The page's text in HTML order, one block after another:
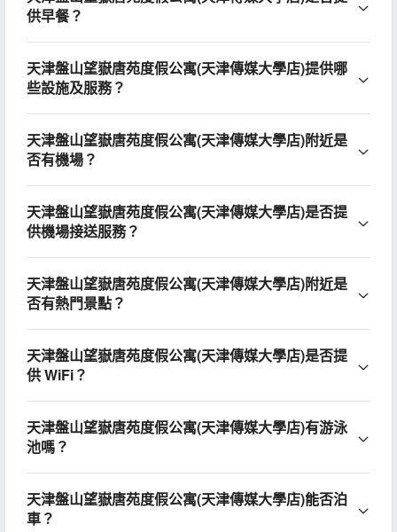
供早餐？
天津盤山望嶽唐苑度假公寓(天津傳媒大學店)提供哪
些設施及服務？
天津盤山望嶽唐苑度假公寓(天津傳媒大學店)附近是
否有機場？
天津盤山望嶽唐苑度假公寓(天津傳媒大學店)是否提
供機場接送服務？
天津盤山望嶽唐苑度假公寓(天津傳媒大學店)附近是
否有熱門景點？
天津盤山望嶽唐苑度假公寓(天津傳媒大學店)是否提
供 WiFi？
天津盤山望嶽唐苑度假公寓(天津傳媒大學店)有游泳
池嗎？
天津盤山望嶽唐苑度假公寓(天津傳媒大學店)能否泊
車？